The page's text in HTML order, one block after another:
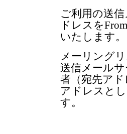
ご利用の送
ドレスを
いたします。
メーリング
送信メール
者（宛先ア
アドレスと
す。